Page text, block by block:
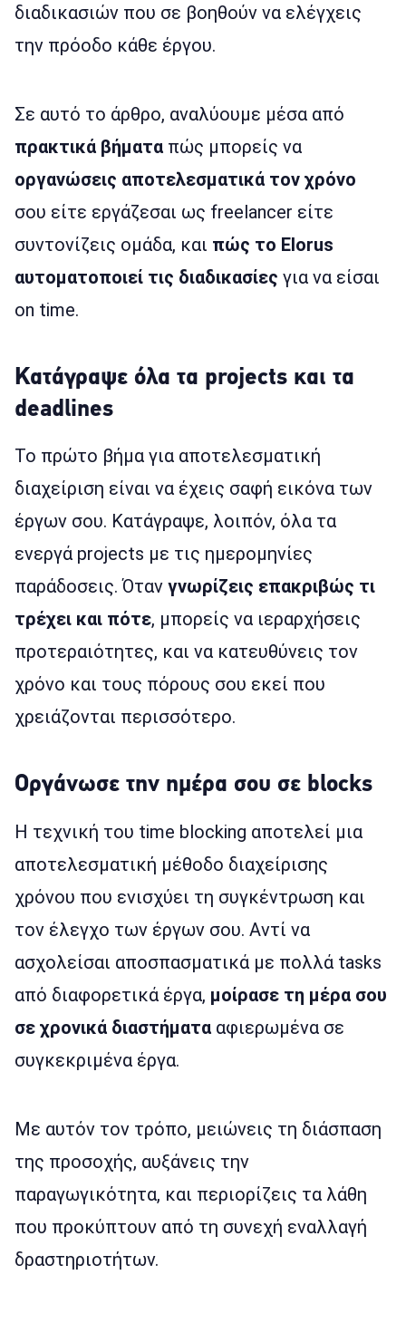
διαδικασιών που σε βοηθούν να ελέγχεις
την πρόοδο κάθε έργου.
Σε αυτό το άρθρο, αναλύουμε μέσα από
πρακτικά βήματα πώς μπορείς να
οργανώσεις αποτελεσματικά τον χρόνο
σου είτε εργάζεσαι ως freelancer είτε
συντονίζεις ομάδα, και πώς το Elorus
αυτοματοποιεί τις διαδικασίες για να είσαι
on time.
Κατάγραψε όλα τα projects και τα
deadlines
Το πρώτο βήμα για αποτελεσματική
διαχείριση είναι να έχεις σαφή εικόνα των
έργων σου. Κατάγραψε, λοιπόν, όλα τα
ενεργά projects με τις ημερομηνίες
παράδοσεις. Όταν γνωρίζεις επακριβώς τι
τρέχει και πότε, μπορείς να ιεραρχήσεις
προτεραιότητες, και να κατευθύνεις τον
χρόνο και τους πόρους σου εκεί που
χρειάζονται περισσότερο.
Οργάνωσε την ημέρα σου σε blocks
Η τεχνική του time blocking αποτελεί μια
αποτελεσματική μέθοδο διαχείρισης
χρόνου που ενισχύει τη συγκέντρωση και
τον έλεγχο των έργων σου. Αντί να
ασχολείσαι αποσπασματικά με πολλά tasks
από διαφορετικά έργα, μοίρασε τη μέρα σου
σε χρονικά διαστήματα αφιερωμένα σε
συγκεκριμένα έργα.
Με αυτόν τον τρόπο, μειώνεις τη διάσπαση
της προσοχής, αυξάνεις την
παραγωγικότητα, και περιορίζεις τα λάθη
που προκύπτουν από τη συνεχή εναλλαγή
δραστηριοτήτων.